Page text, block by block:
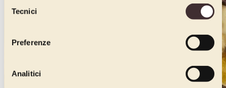
delTecnici
Preferenze
Analitici